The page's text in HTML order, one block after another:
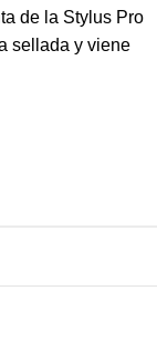
de la Stylus Pro
sellada y viene